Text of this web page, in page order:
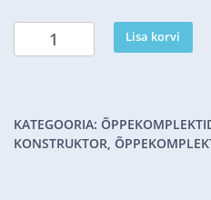
Lisa korvi
KATEGOORIA:
KONSTRUKTOR